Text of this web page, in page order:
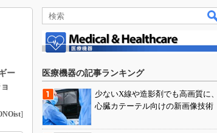
ー
]
医療機器の記事ランキング
少ないX線や造影剤でも高画質に、
心臓カテーテル向けの新画像技術